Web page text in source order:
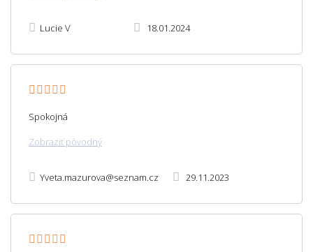
Lucie V 18.01.2024
Spokojná
Zobraziť pôvodný
Yveta.mazurova@seznam.cz 29.11.2023